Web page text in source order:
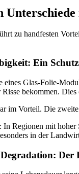
zu handfesten
Ein
Glas-Folie-
bekommen.
im Vorteil. Die
In Regionen mit
in der
Der